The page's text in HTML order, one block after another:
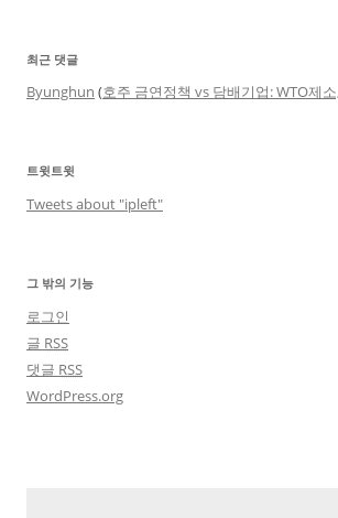
최근 댓글
Byunghun (호주 금연정책 vs 담배기업: WTO제
트윗트윗
Tweets about "ipleft"
그 밖의 기능
로그인
글 RSS
댓글 RSS
WordPress.org